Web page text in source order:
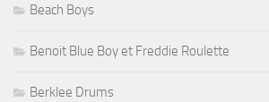
Beach Boys
Benoit Blue Boy et Freddie Roulette
Berklee Drums